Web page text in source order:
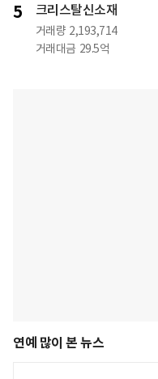
5 크리스탈신소재
거래량 2,193,714
거래대금 29.5억
연예 많이 본 뉴스